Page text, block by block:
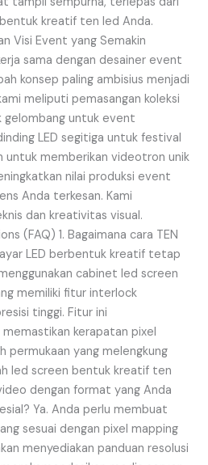
kreatif ten led Anda.
Visi Event yang Semakin
sama dengan desainer event
konsep paling ambisius menjadi
meliputi pemasangan koleksi
untuk event
LED segitiga untuk festival
untuk memberikan videotron unik
nilai produksi event
Anda terkesan. Kami
dan kreativitas visual.
(FAQ) 1. Bagaimana cara TEN
LED berbentuk kreatif tetap
cabinet led screen
memiliki fitur interlock
tinggi. Fitur ini
kerapatan pixel
permukaan yang melengkung
led screen bentuk kreatif ten
dengan format yang Anda
Ya. Anda perlu membuat
sesuai dengan pixel mapping
menyediakan panduan resolusi